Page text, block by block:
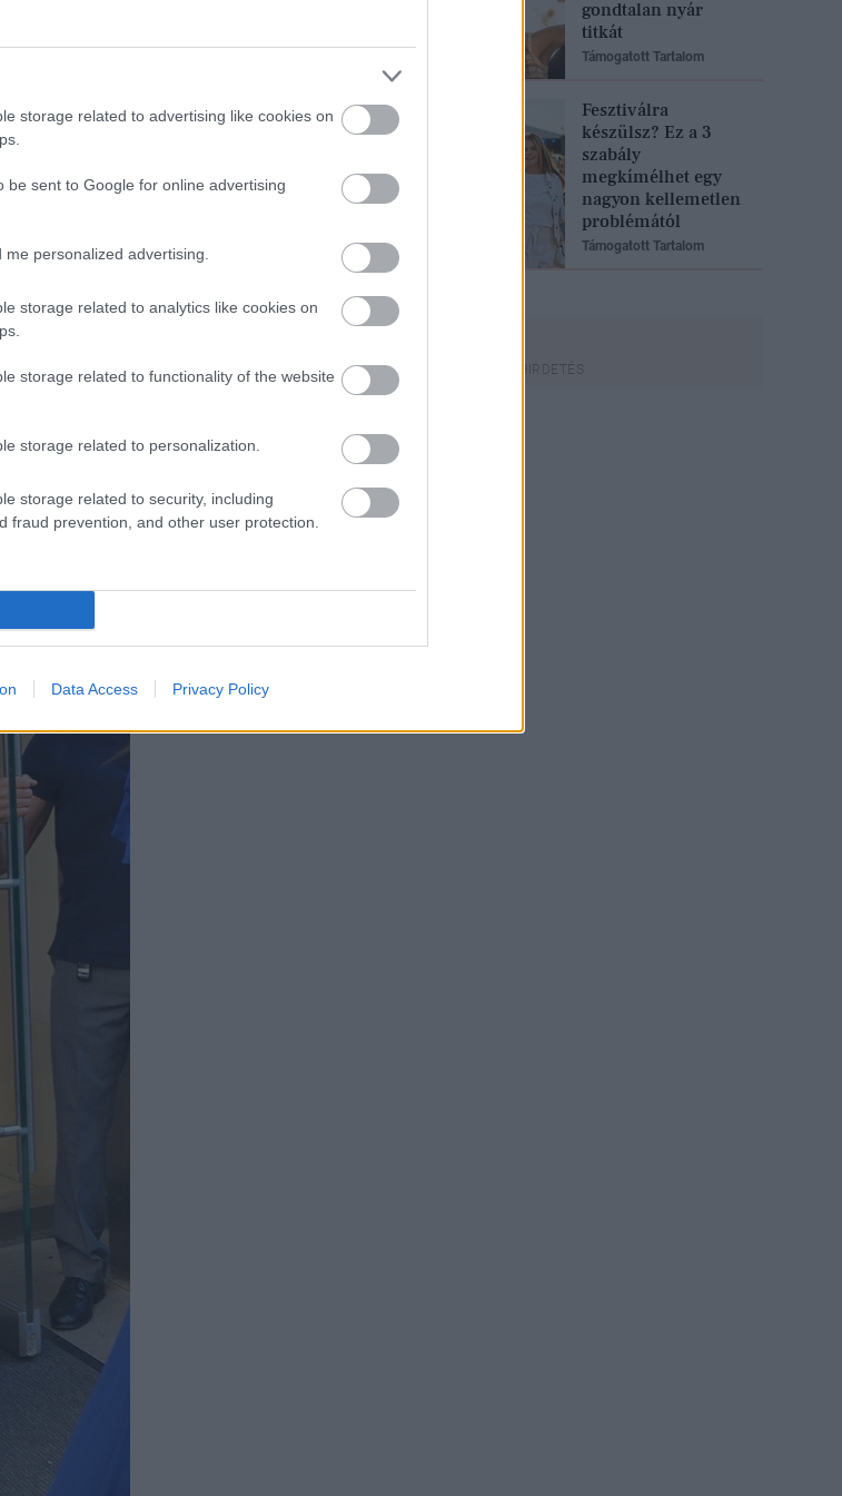
storage related to advertising like cookies on
be sent to Google for online advertising
personalized advertising.
storage related to analytics like cookies on
storage related to functionality of the website
storage related to personalization.
storage related to security, including
fraud prevention, and other user protection.
Data Access Privacy Policy
gondtalan nyár
titkát
Támogatott Tartalom
Fesztiválra
készülsz? Ez a 3
szabály
megkímélhet egy
nagyon kellemetlen
problémától
Támogatott Tartalom